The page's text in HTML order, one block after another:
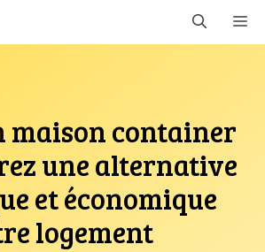
maison container
une alternative
et économique
logement